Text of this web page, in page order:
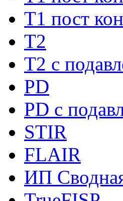
Т1 пост
Т2
Т2 с
PD
PD с
STIR
FLAIR
ИП